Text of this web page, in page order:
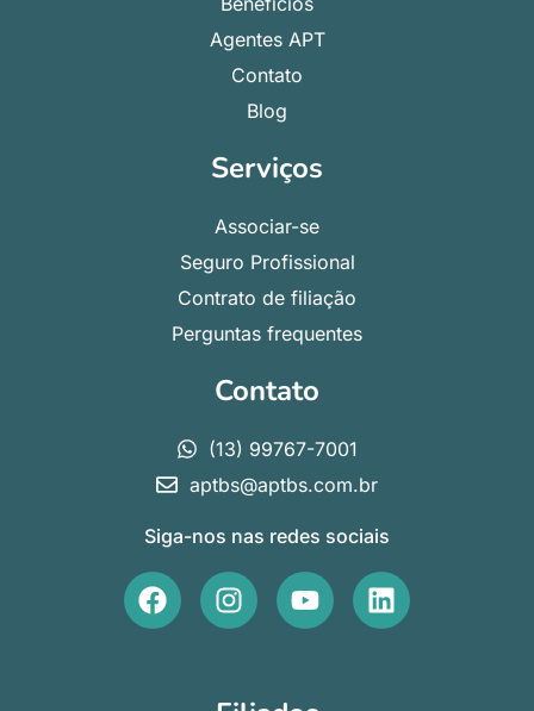
Agentes APT
Contato
Blog
Serviços
Associar-se
Seguro Profissional
Contrato de filiação
Perguntas frequentes
Contato
(13) 99767-7001
aptbs@aptbs.com.br
Siga-nos nas redes sociais
F
a
I
n
a
Y
o
L
i